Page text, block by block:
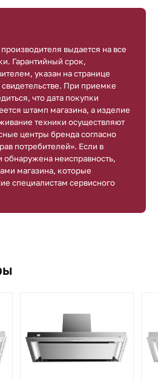
выдается на все
Гарантийный срок,
указан на странице
свидетельстве. При приемке
что дата покупки
штамп магазина, а изделие
техники осуществляют
центры бренда согласно
потребителей». Если в
обнаружена неисправность,
магазина, которые
специалистам сервисного